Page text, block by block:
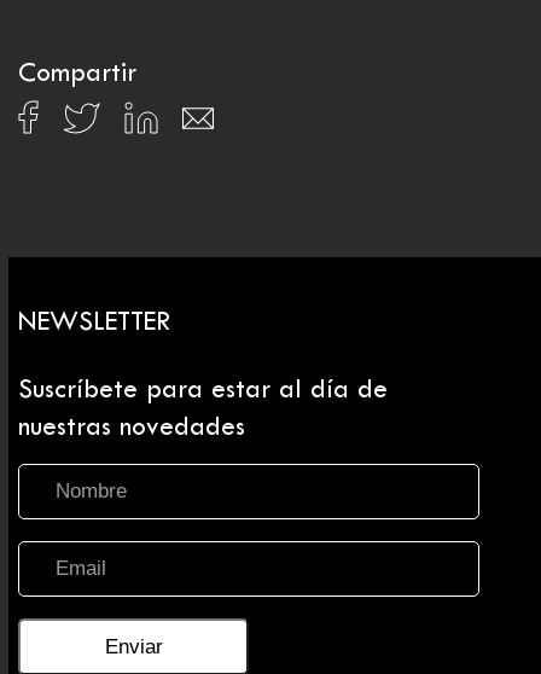
Compartir
NEWSLETTER
Suscríbete para estar al día de
nuestras novedades